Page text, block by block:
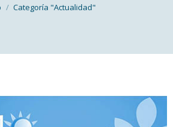
aquí:Categoría "Actualidad"